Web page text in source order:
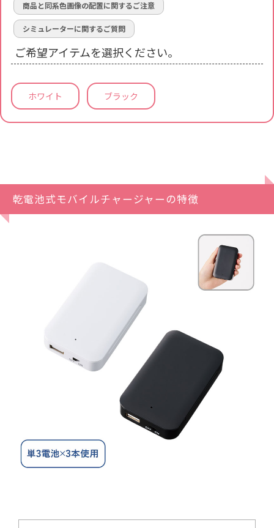
商品と同系色画像の配置に関するご注意
シミュレーターに関するご質問
ご希望アイテムを選択ください。
ホワイト ブラック
乾電池式モバイルチャージャーの特徴